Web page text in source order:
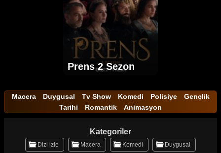
Prens 2 Sezon
Macera Duygusal Tv Show Komedi Polisiye
Gençlik
Tarihi
Romantik Animasyon
Kategoriler
Dizi izle Macera Komedi Duygusal